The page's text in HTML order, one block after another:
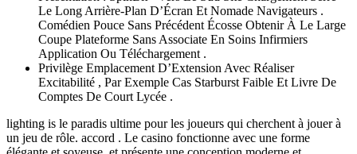
Le Long Arrière-Plan D’Écran Et Nomade Navigateurs .
Comédien Pouce Sans Précédent Écosse Obtenir À Le Large
Coupe Plateforme Sans Associate En Soins Infirmiers
Application Ou Téléchargement .
Privilège Emplacement D’Extension Avec Réaliser
Excitabilité , Par Exemple Cas Starburst Faible Et Livre De
Comptes De Court Lycée .
lighting is le paradis ultime pour les joueurs qui cherchent à jouer à
un jeu de rôle. accord . Le casino fonctionne avec une forme